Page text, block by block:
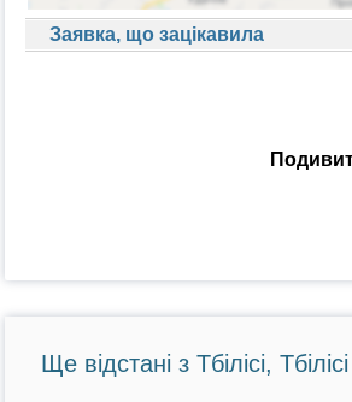
Заявка, що зацікавила
Ще відстані з Тбілісі,